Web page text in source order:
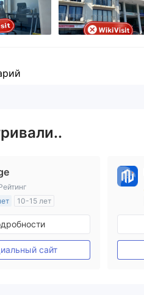
10-15 лет
в Австралия
Мейкинг (MM)
стандарт MT4
сайт